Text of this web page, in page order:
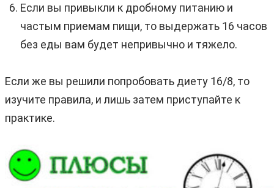
Если вы привыкли к дробному питанию и
частым приемам пищи, то выдержать 16 часов
без еды вам будет непривычно и тяжело.
Если же вы решили попробовать диету 16/8, то
изучите правила, и лишь затем приступайте к
практике.